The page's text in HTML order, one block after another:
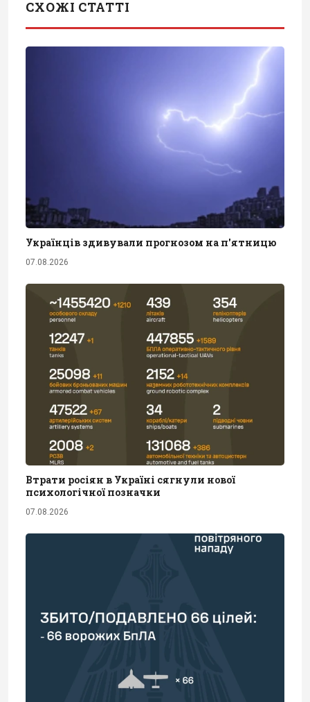
СХОЖІ СТАТТІ
Українців здивували прогнозом на п'ятницю
07.08.2026
Втрати росіян в Україні сягнули нової
психологічної позначки
07.08.2026